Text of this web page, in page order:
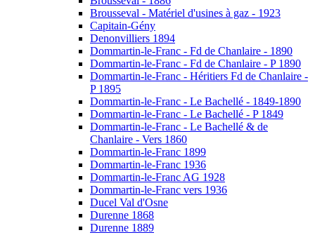
Brousseval - Matériel d'usines à gaz - 1923
Capitain-Gény
Denonvilliers 1894
Dommartin-le-Franc - Fd de Chanlaire - 1890
Dommartin-le-Franc - Fd de Chanlaire - P 1890
Dommartin-le-Franc - Héritiers Fd de Chanlaire -
P 1895
Dommartin-le-Franc - Le Bachellé - 1849-1890
Dommartin-le-Franc - Le Bachellé - P 1849
Dommartin-le-Franc - Le Bachellé & de
Chanlaire - Vers 1860
Dommartin-le-Franc 1899
Dommartin-le-Franc 1936
Dommartin-le-Franc AG 1928
Dommartin-le-Franc vers 1936
Ducel Val d'Osne
Durenne 1868
Durenne 1889